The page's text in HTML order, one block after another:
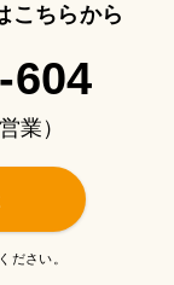
こちらから
604
業）
ださい。